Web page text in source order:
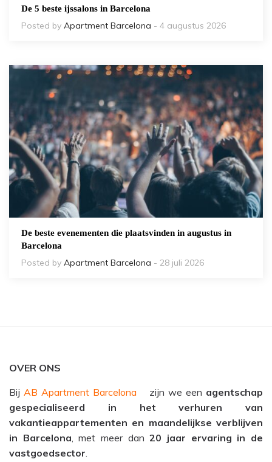
De 5 beste ijssalons in Barcelona
Posted by Apartment Barcelona - 4 augustus 2026
De beste evenementen die plaatsvinden in augustus in
Barcelona
Posted by Apartment Barcelona - 28 juli 2026
OVER ONS
Bij AB Apartment Barcelona zijn we een agentschap
gespecialiseerd in het verhuren van
vakantieappartementen en maandelijkse verblijven
in Barcelona , met meer dan20 jaar ervaring in de
vastgoedsector